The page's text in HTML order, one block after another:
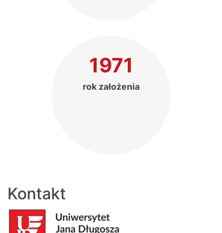
1971
rok założenia
Kontakt